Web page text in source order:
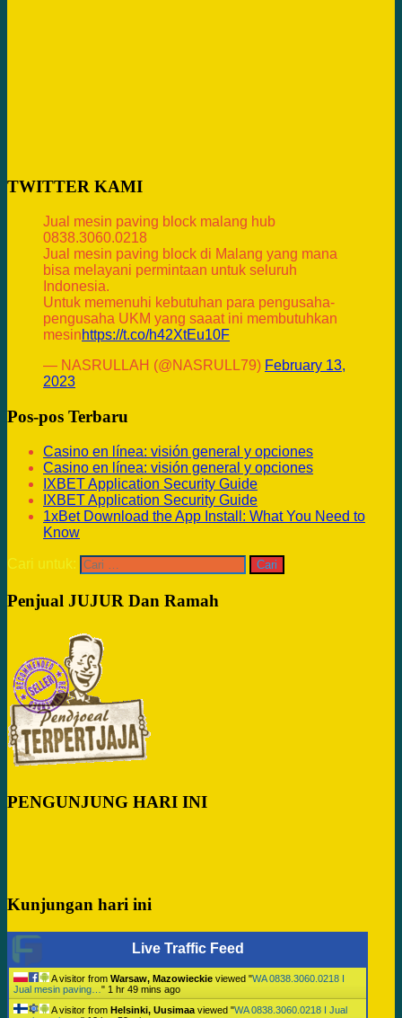
TWITTER KAMI
Jual mesin paving block malang hub
0838.3060.0218
Jual mesin paving block di Malang yang mana
bisa melayani permintaan untuk seluruh
Indonesia.
Untuk memenuhi kebutuhan para pengusaha-
pengusaha UKM yang saaat ini membutuhkan
mesinhttps://t.co/h42XtEu10F
— NASRULLAH (@NASRULL79) February 13,
2023
Pos-pos Terbaru
Casino en línea: visión general y opciones
Casino en línea: visión general y opciones
IXBET Application Security Guide
IXBET Application Security Guide
1xBet Download the App Install: What You Need to
Know
Cari untuk:
Penjual JUJUR Dan Ramah
PENGUNJUNG HARI INI
Kunjungan hari ini
Live Traffic Feed
A visitor from Warsaw, Mazowieckie viewed "WA 0838.3060.0218 I
Jual mesin paving… " 1 hr 49 mins ago
A visitor from Helsinki, Uusimaa viewed "WA 0838.3060.0218 I Jual